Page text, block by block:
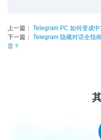
上一篇： Telegram PC 如何变成中
下一篇： Telegram 隐藏对话全指
音？